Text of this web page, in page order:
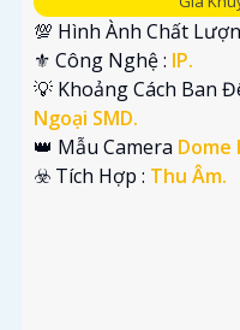
💯 Hình Ành Chất
⚜️ Công Nghệ : IP.
💡 Khoảng Cách Ban
Ngoại SMD.
👑 Mẫu Camera Dome
️☣️ Tích Hợp : Thu Âm.